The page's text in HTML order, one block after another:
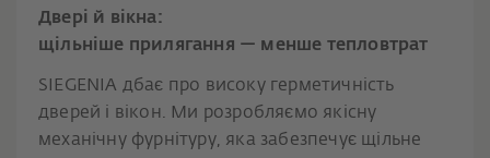
Двері й вікна:
щільніше прилягання — менше тепловтрат
SIEGENIA дбає про високу герметичність
дверей і вікон. Ми розробляємо якісну
механічну фурнітуру, яка забезпечує щільне